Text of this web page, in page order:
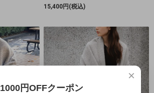
15,400円(税込)
×
1000円OFFクーポン